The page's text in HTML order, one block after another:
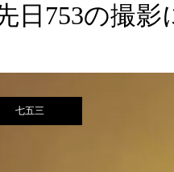
日753の撮
七五三